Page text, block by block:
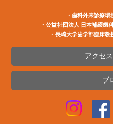
・歯科外来診療
・公益社団法⼈ ⽇本補綴⻭
・長崎大学歯学部臨床
アクセ
ブ